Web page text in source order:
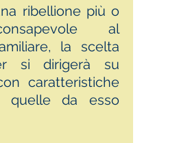
ribellione più o
al
la scelta
si dirigerà su
caratteristiche
quelle da esso